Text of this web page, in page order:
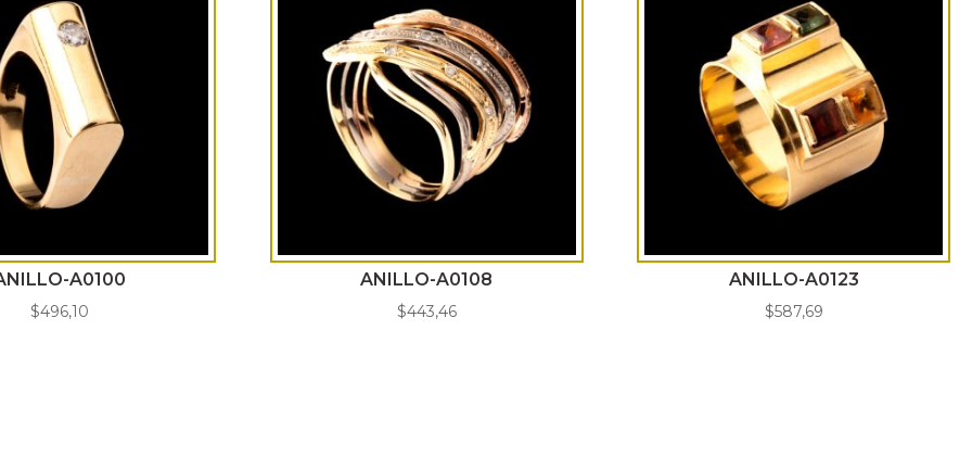
A0100
$496,10
ANILLO-A0108
$443,46
ANILLO-A0123
$587,69